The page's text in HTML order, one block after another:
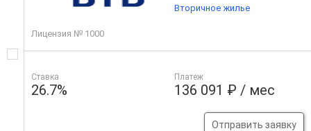
Лицензия № 1000
Ставка
26.7%
Платеж
136 091 ₽ / мес
Отправить заявку
Вторичное жилье